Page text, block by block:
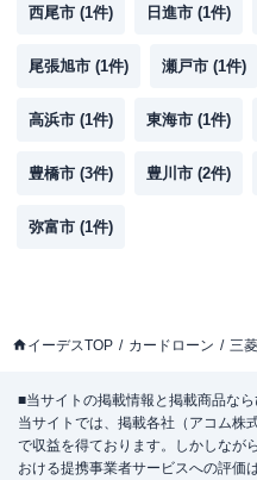
西尾市 (1件) 日進市 (1件)
尾張旭市 (1件) 瀬戸市 (1件)
高浜市 (1件) 東海市 (1件)
豊橋市 (3件) 豊川市 (2件)
弥富市 (1件)
イーデスTOP カードローン 三
■当サイトの掲載情報と掲載商品な
当サイトでは、掲載各社（アコム株
で収益を得ております。しかしなが
おける提携事業者サービスへの評価